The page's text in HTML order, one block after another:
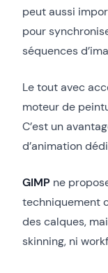
peut aussi
pour
séquences
Le tout avec
moteur de
C’est un
d’animation
GIMP ne
techniquement
des calques,
skinning, ni